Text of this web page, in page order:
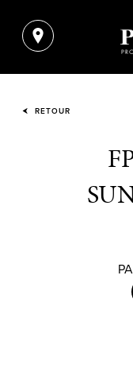
RETOUR